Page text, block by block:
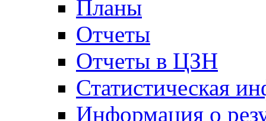
Планы
Отчеты
Отчеты в ЦЗН
Статистическая
Информация о